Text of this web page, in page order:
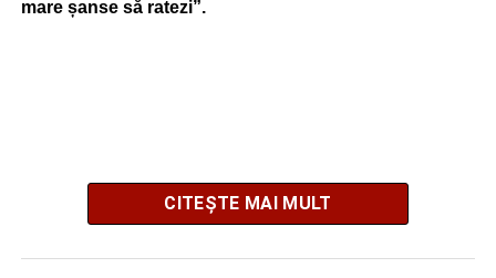
mare șanse să ratezi”.
CITEȘTE MAI MULT